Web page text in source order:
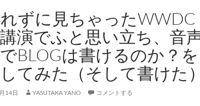
ずに見ちゃったWWDC
演でふと思い立ち、音
BLOGは書けるのか？を
てみた（そして書けた）
14日 YASUTAKA YANO コメントする